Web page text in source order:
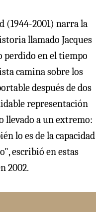
(1944-2001) narra la
llamado Jacques
perdido en el tiempo
camina sobre los
después de dos
representación
llevado a un extremo:
lo es de la capacidad
escribió en estas
2002.